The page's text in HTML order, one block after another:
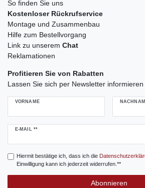
So finden Sie uns
Kostenloser Rückrufservice
Montage und Zusammenbau
Hilfe zum Bestellvorgang
Link zu unserem Chat
Reklamationen
Profitieren Sie von Rabatten
Lassen Sie sich per Newsletter informieren
VORNAME
E-MAIL **
Newsletter
Hiermit bestätige ich, dass ich die
Einwilligung kann ich jederzeit widerrufen.**
Abonnieren